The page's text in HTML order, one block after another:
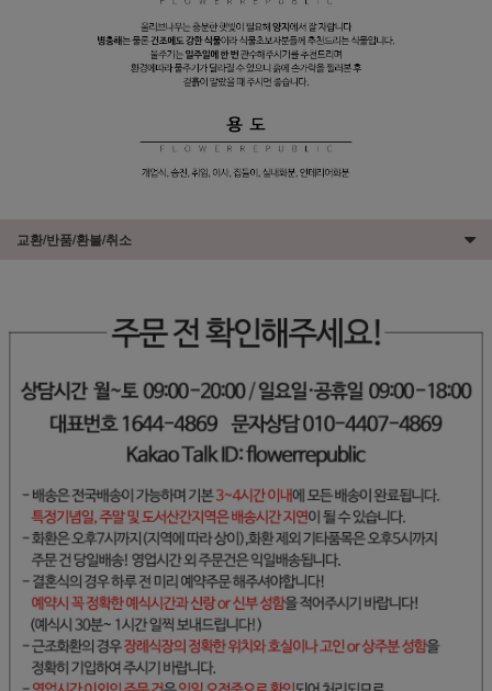
교환/반품/환불/취소